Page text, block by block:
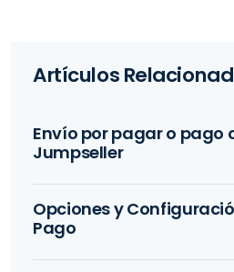
Artículos
Envío por pagar o pago
Jumpseller
Opciones y
Pago